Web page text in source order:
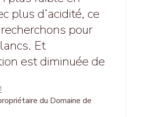
plus d’acidité, ce
pour
Et
est diminuée de
du Domaine de